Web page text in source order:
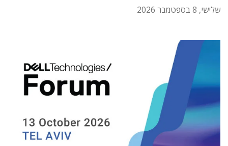
שלישי, 8 בספטמבר 2026